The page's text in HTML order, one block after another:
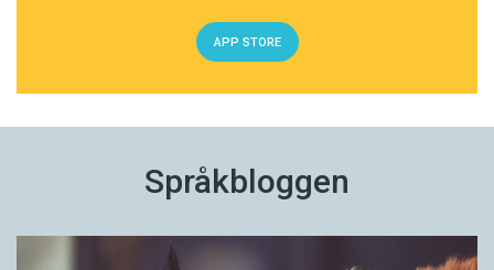
APP STORE
Språkbloggen